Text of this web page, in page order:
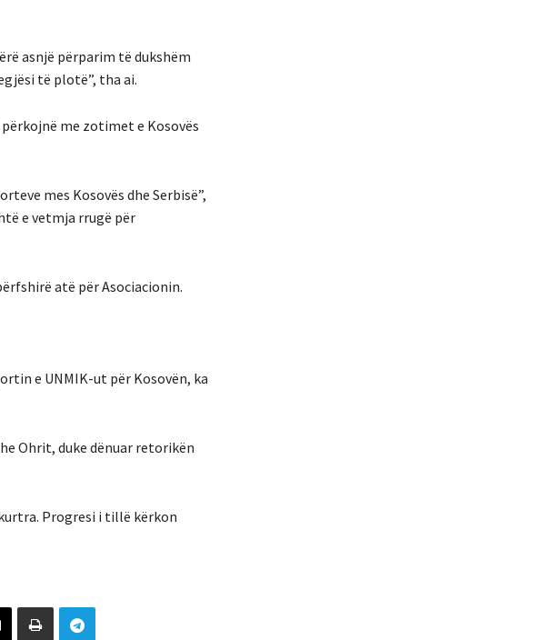
asnjë përparim të dukshëm
të plotë”, tha ai.
me zotimet e Kosovës
mes Kosovës dhe Serbisë”,
e vetmja rrugë për
atë për Asociacionin.
e UNMIK-ut për Kosovën, ka
Ohrit, duke dënuar retorikën
Progresi i tillë kërkon